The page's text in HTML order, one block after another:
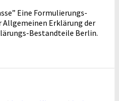
Eine Formulierungs-
Allgemeinen Erklärung der
Bestandteile Berlin.